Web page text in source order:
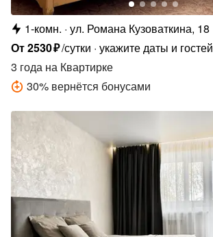
1-комн. ул. Романа Кузоваткина, 18
От2530₽/сутки укажите даты и гостей
3 года на Квартирке
30% вернётся бонусами